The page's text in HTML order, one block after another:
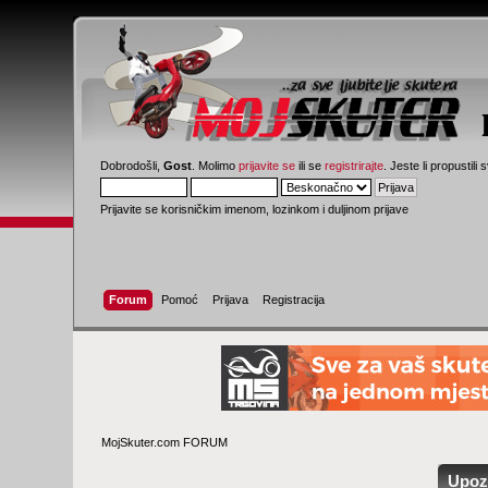
Dobrodošli,Gost . Molimoprijavite se ili seregistrirajte . Jeste li propustili
Prijavite se korisničkim imenom, lozinkom i duljinom prijave
Forum Pomoć Prijava Registracija
MojSkuter.com FORUM